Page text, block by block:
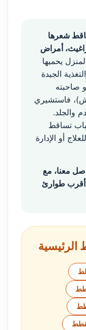
شعرها
أمراض
يحميها
الجيدة
صاحبته
فاستشيري
والجلد.
تساقط
أو الإدارة
معنا، مع
أقرب طوارئ